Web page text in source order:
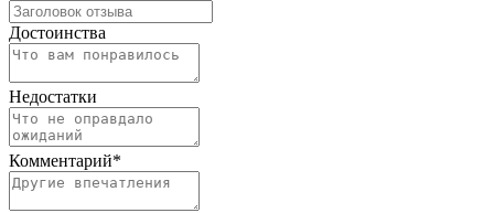
Достоинства
Недостатки
Комментарий*